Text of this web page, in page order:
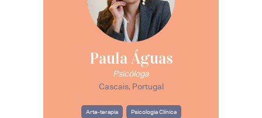
Paula Águas
Psicóloga
Cascais, Portugal
Arte-terapia Psicologia Clínica